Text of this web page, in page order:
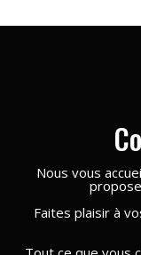
Nous vous
Faites plaisir à